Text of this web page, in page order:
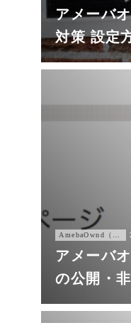
アメーバ
対策 設定
アメーバ
の公開・